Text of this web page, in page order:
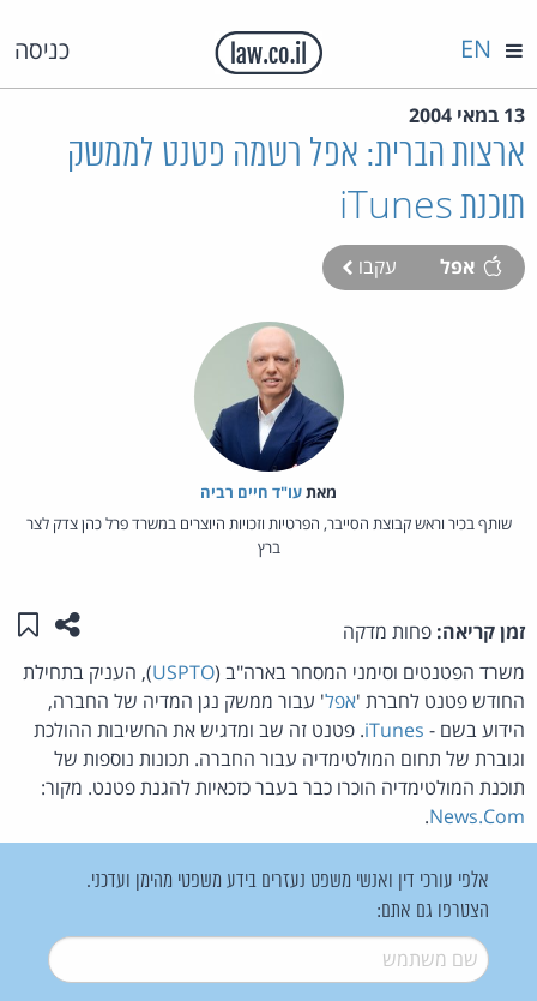
כניסה EN
13 במאי 2004
ארצות הברית: אפל רשמה פטנט לממשק
תוכנת iTunes
אפל עקבו
מאת‏עו"ד חיים רביה
שותף בכיר וראש קבוצת הסייבר, הפרטיות וזכויות היוצרים במשרד פרל כהן צדק לצר
ברץ
זמן קריאה: פחות מדקה שתפו
משרד הפטנטים וסימני המסחר בארה"ב (USPTO), העניק בתחילת
החודש פטנט לחברת 'אפל' עבור ממשק נגן המדיה של החברה,
הידוע בשם - iTunes. פטנט זה שב ומדגיש את החשיבות ההולכת
וגוברת של תחום המולטימדיה עבור החברה. תכונות נוספות של
תוכנת המולטימדיה הוכרו כבר בעבר כזכאיות להגנת פטנט. מקור:
News.Com
.
אלפי עורכי דין ואנשי משפט נעזרים בידע משפטי מהימן ועדכני.
הצטרפו גם אתם:
שם משתמש*